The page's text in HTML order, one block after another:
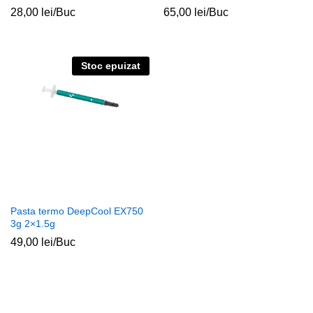
28,00 lei/Buc 65,00 lei/Buc
Stoc epuizat
Pasta termo DeepCool EX750
3g 2×1.5g
49,00 lei/Buc